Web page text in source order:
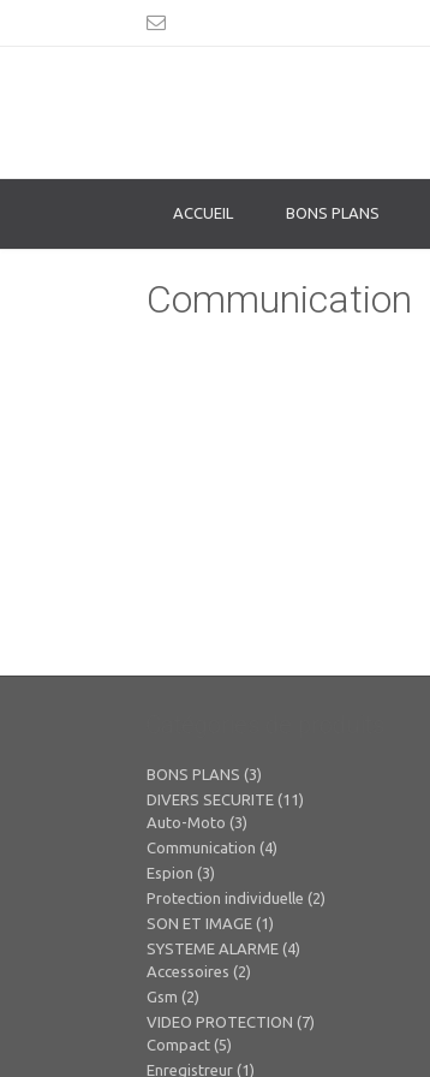
ACCUEIL BONS PLANS
Communication
BONS PLANS (3)
DIVERS SECURITE (11)
Auto-Moto (3)
Communication (4)
Espion (3)
Protection individuelle (2)
SON ET IMAGE (1)
SYSTEME ALARME (4)
Accessoires (2)
Gsm (2)
VIDEO PROTECTION (7)
Compact (5)
Enregistreur (1)